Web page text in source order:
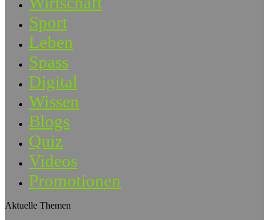
Sport
Leben
Spass
Digital
Wissen
Blogs
Quiz
Videos
Promotionen
Aktuelle Themen